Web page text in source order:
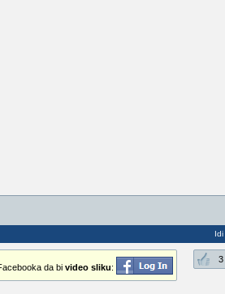
Idi
3
da bi video sliku: